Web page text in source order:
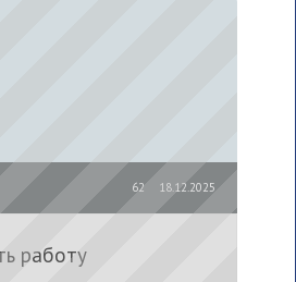
18.12.2025
62
работу